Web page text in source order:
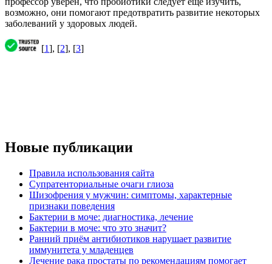
возможно, они помогают предотвратить развитие некоторых
заболеваний у здоровых людей.
[1], [2], [3]
Новые публикации
Правила использования сайта
Супратенториальные очаги глиоза
Шизофрения у мужчин: симптомы, характерные
признаки поведения
Бактерии в моче: диагностика, лечение
Бактерии в моче: что это значит?
Ранний приём антибиотиков нарушает развитие
иммунитета у младенцев
Лечение рака простаты по рекомендациям помогает